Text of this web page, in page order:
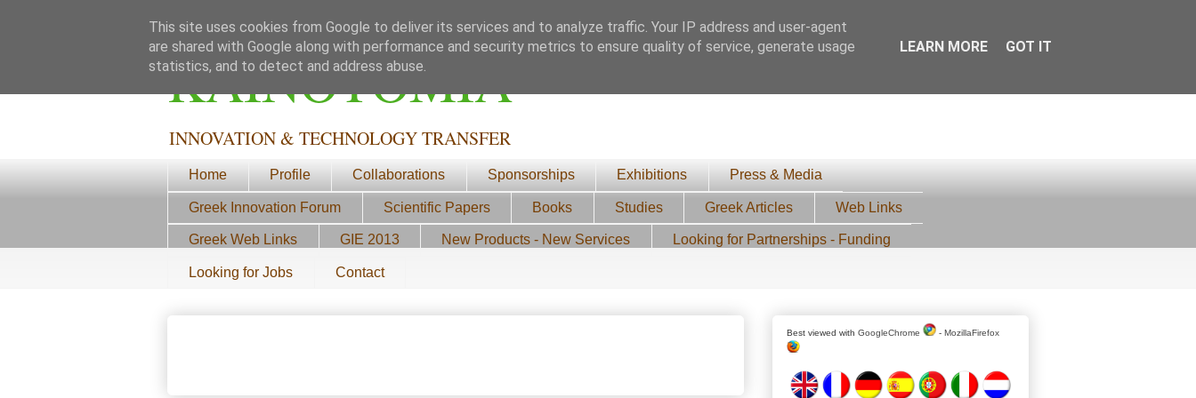
ΚΑΙΝΟΤΟΜΙΑ
INNOVATION & TECHNOLOGY TRANSFER
Home Profile Collaborations Sponsorships Exhibitions Press & Media
Greek Innovation Forum Scientific Papers Books Studies Greek Articles Web Links
Greek Web Links GIE 2013 New Products - New Services Looking for Partnerships - Funding
Looking for Jobs Contact
Best viewed with GoogleChrome - MozillaFirefox
This site uses cookies from Google to deliver its services and to analyze traffic. Your IP address and user-agent
are shared with Google along with performance and security metrics to ensure quality of service, generate usage
statistics, and to detect and address abuse.
LEARN MORE GOT IT